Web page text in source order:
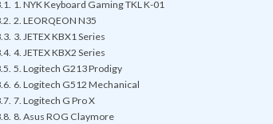
1. NYK Keyboard Gaming TKL K-01
2. LEORQEON N35
3. JETEX KBX1 Series
4. JETEX KBX2 Series
5. Logitech G213 Prodigy
6. Logitech G512 Mechanical
7. Logitech G Pro X
8. Asus ROG Claymore